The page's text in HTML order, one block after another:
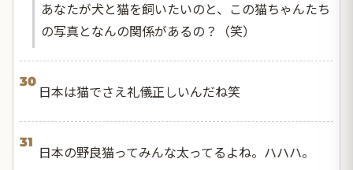
あなたが犬と猫を飼いたいのと、この猫ちゃんたち
の写真となんの関係があるの？（笑）
30
日本は猫でさえ礼儀正しいんだね笑
31
日本の野良猫ってみんな太ってるよね。ハハハ。